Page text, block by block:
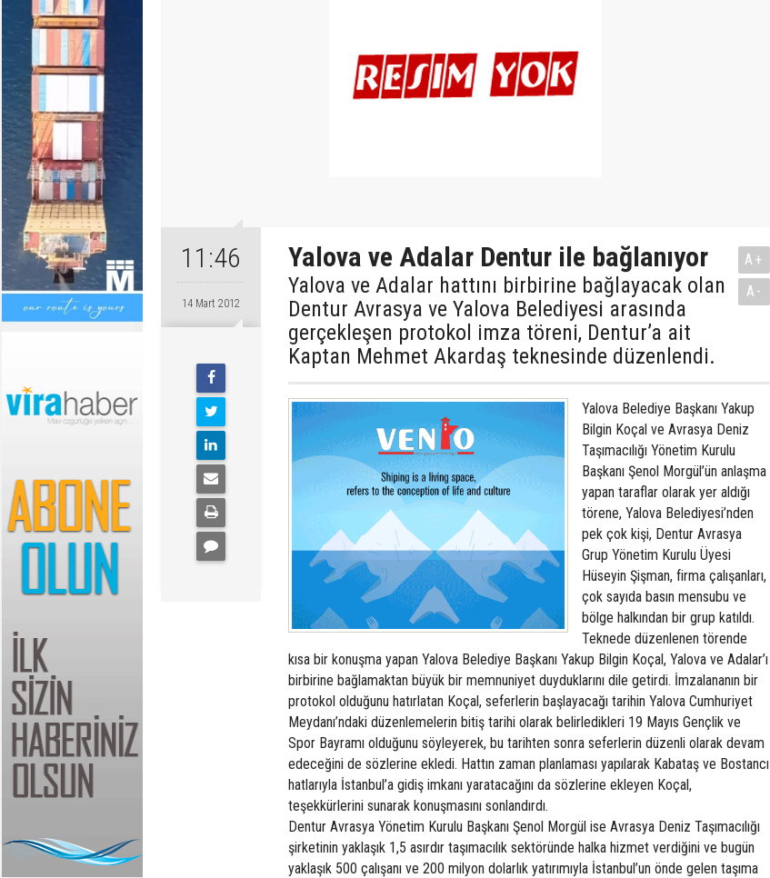
11:46
14 Mart 2012
Yalova ve Adalar Dentur ile bağlanıyor
Yalova ve Adalar hattını birbirine bağlayacak olan
Dentur Avrasya ve Yalova Belediyesi arasında
gerçekleşen protokol imza töreni, Dentur’a ait
Kaptan Mehmet Akardaş teknesinde düzenlendi.
A+
A-
Yalova Belediye Başkanı Yakup
Bilgin Koçal ve Avrasya Deniz
Taşımacılığı Yönetim Kurulu
Başkanı Şenol Morgül’ün anlaşma
yapan taraflar olarak yer aldığı
törene, Yalova Belediyesi’nden
pek çok kişi, Dentur Avrasya
Grup Yönetim Kurulu Üyesi
Hüseyin Şişman, firma çalışanları,
çok sayıda basın mensubu ve
bölge halkından bir grup katıldı.
Teknede düzenlenen törende
kısa bir konuşma yapan Yalova Belediye Başkanı Yakup Bilgin Koçal, Yalova ve Adalar’ı
birbirine bağlamaktan büyük bir memnuniyet duyduklarını dile getirdi. İmzalananın bir
protokol olduğunu hatırlatan Koçal, seferlerin başlayacağı tarihin Yalova Cumhuriyet
Meydanı’ndaki düzenlemelerin bitiş tarihi olarak belirledikleri 19 Mayıs Gençlik ve
Spor Bayramı olduğunu söyleyerek, bu tarihten sonra seferlerin düzenli olarak devam
edeceğini de sözlerine ekledi. Hattın zaman planlaması yapılarak Kabataş ve Bostancı
hatlarıyla İstanbul’a gidiş imkanı yaratacağını da sözlerine ekleyen Koçal,
teşekkürlerini sunarak konuşmasını sonlandırdı.
Dentur Avrasya Yönetim Kurulu Başkanı Şenol Morgül ise Avrasya Deniz Taşımacılığı
şirketinin yaklaşık 1,5 asırdır taşımacılık sektöründe halka hizmet verdiğini ve bugün
yaklaşık 500 çalışanı ve 200 milyon dolarlık yatırımıyla İstanbul’un önde gelen taşıma